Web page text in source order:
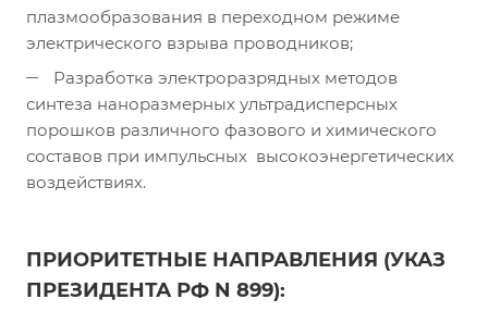
плазмообразования в переходном режиме
электрического взрыва проводников;
Разработка электроразрядных методов
синтеза наноразмерных ультрадисперсных
порошков различного фазового и химического
составов при импульсных высокоэнергетических
воздействиях.
ПРИОРИТЕТНЫЕ НАПРАВЛЕНИЯ (УКАЗ
ПРЕЗИДЕНТА РФ N 899):